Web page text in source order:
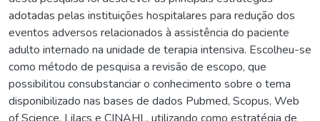
adotadas pelas instituições hospitalares para redução dos
eventos adversos relacionados à assistência do paciente
adulto internado na unidade de terapia intensiva. Escolheu-se
como método de pesquisa a revisão de escopo, que
possibilitou consubstanciar o conhecimento sobre o tema
disponibilizado nas bases de dados Pubmed, Scopus, Web